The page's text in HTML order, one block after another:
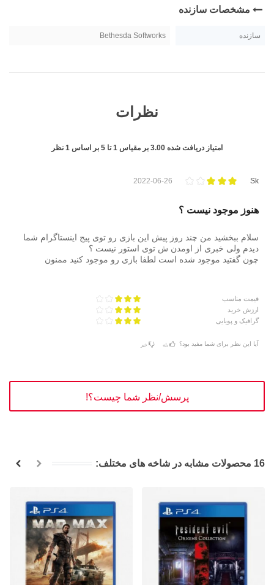
مشخصات سازنده
سازنده Bethesda Softworks
نظرات
امتیاز دریافت شده 3.00 بر مقیاس 1تا 5 بر اساس 1 نظر
Sk
2022-06-26
هنوز موجود نیست ؟
سلام ببخشید من چند روز پیش این بازی رو توی پیج اینستاگرام شما
دیدم ولی خبری از اومدن ش توی استور نیست ؟
چون گفتید موجود شده است لطفا بازی رو موجود کنید ممنون
قیمت مناسب
ارزش خرید
گرافیک و پویایی
آیا این نظر برای شما مفید بود؟ بله خیر
پرسش/نظر شما چیست؟!
16 محصولات مشابه در شاخه های مختلف: